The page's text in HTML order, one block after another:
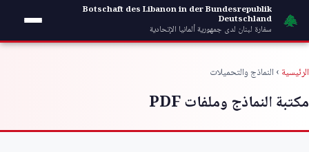
تخطي إلى المحتوىBotschaft des Libanon in der Bundesrepublik
Deutschland
سفارة لبنان لدى جمهورية ألمانيا الإتحادية
الرئيسية › النماذج والتحميلات
مكتبة النماذج وملفات PDF